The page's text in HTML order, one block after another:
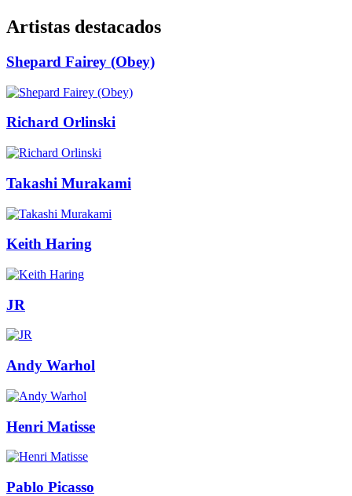
Artistas destacados
Shepard Fairey (Obey)
Richard Orlinski
Takashi Murakami
Keith Haring
JR
Andy Warhol
Henri Matisse
Pablo Picasso